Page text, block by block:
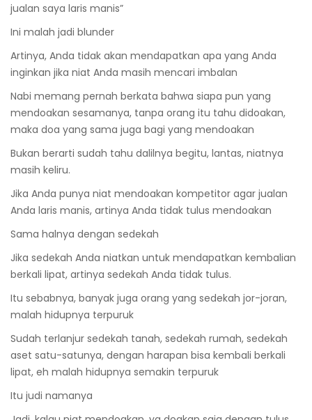
jualan saya laris manis”
Ini malah jadi blunder
Artinya, Anda tidak akan mendapatkan apa yang Anda
inginkan jika niat Anda masih mencari imbalan
Nabi memang pernah berkata bahwa siapa pun yang
mendoakan sesamanya, tanpa orang itu tahu didoakan,
maka doa yang sama juga bagi yang mendoakan
Bukan berarti sudah tahu dalilnya begitu, lantas, niatnya
masih keliru.
Jika Anda punya niat mendoakan kompetitor agar jualan
Anda laris manis, artinya Anda tidak tulus mendoakan
Sama halnya dengan sedekah
Jika sedekah Anda niatkan untuk mendapatkan kembalian
berkali lipat, artinya sedekah Anda tidak tulus.
Itu sebabnya, banyak juga orang yang sedekah jor-joran,
malah hidupnya terpuruk
Sudah terlanjur sedekah tanah, sedekah rumah, sedekah
aset satu-satunya, dengan harapan bisa kembali berkali
lipat, eh malah hidupnya semakin terpuruk
Itu judi namanya